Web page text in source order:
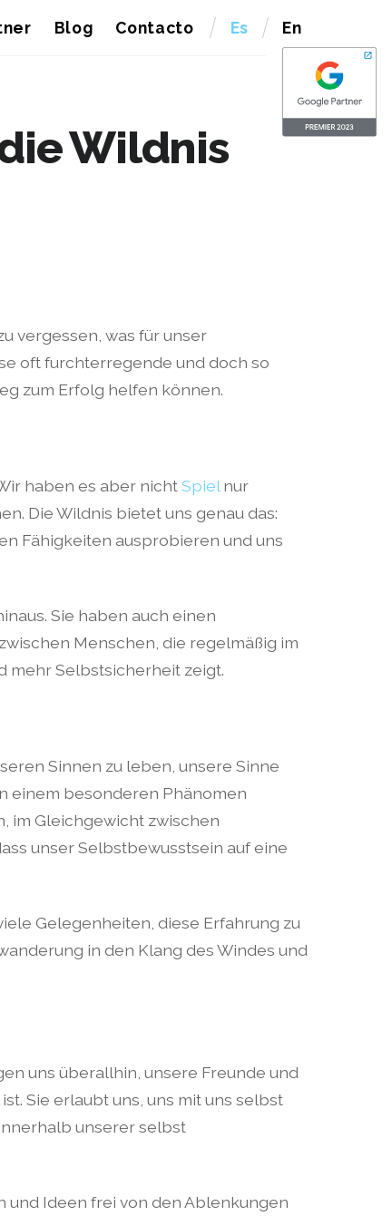
Blog Contacto Es En
Wildnis
vergessen, was für unser
oft furchterregende und doch so
zum Erfolg helfen können.
haben es aber nichtSpiel nur
Die Wildnis bietet uns genau das:
Fähigkeiten ausprobieren und uns
Sie haben auch einen
Menschen, die regelmäßig im
mehr Selbstsicherheit zeigt.
Sinnen zu leben, unsere Sinne
einem besonderen Phänomen
im Gleichgewicht zwischen
unser Selbstbewusstsein auf eine
Gelegenheiten, diese Erfahrung zu
in den Klang des Windes und
uns überallhin, unsere Freunde und
Sie erlaubt uns, uns mit uns selbst
unserer selbst
und Ideen frei von den Ablenkungen